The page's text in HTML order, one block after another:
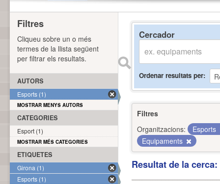
Cercador
Ordenar resultats per
Filtres
Organitzacions:
Esports
Equipaments
Resultat de la
Filtres
Cliqueu sobre un o més
termes de la llista següent
per filtrar els resultats.
AUTORS
Esports (1)
MOSTRAR MENYS AUTORS
CATEGORIES
Esport (1)
MOSTRAR MÉS CATEGORIES
ETIQUETES
Girona (1)
Esports (1)